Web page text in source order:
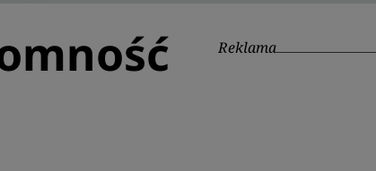
Reklama